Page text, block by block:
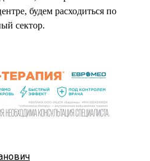
будем расходиться по
сектор.